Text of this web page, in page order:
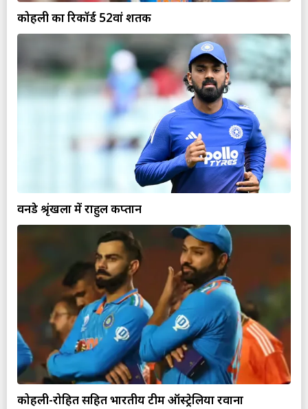
कोहली का रिकॉर्ड 52वां शतक
वनडे श्रृंखला में राहुल कप्तान
कोहली-रोहित सहित भारतीय टीम ऑस्ट्रेलिया रवाना